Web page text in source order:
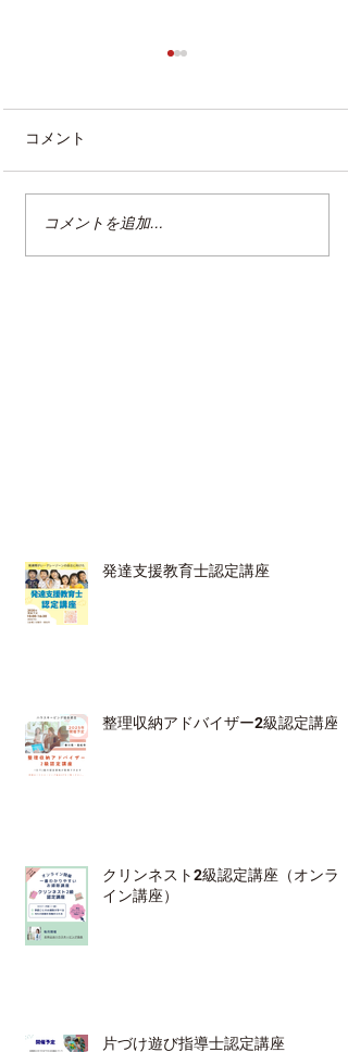
整理収納アドバイザー2級
認定講座
コメント
コメントを追加…
発達支援教育士認定講座
整理収納アドバイザー2級認定講座
クリンネスト2級認定講座（オンラ
イン講座）
片づけ遊び指導士認定講座